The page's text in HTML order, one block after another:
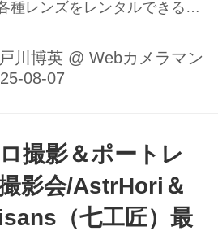
種レンズをレンタルできる。
撮影が無料できる、森脇章彦
トレート撮影セミナーを開催
川博英 @ Webカメラマン
撮影＆ポートレ
影会/AstrHori＆
（七工匠）最